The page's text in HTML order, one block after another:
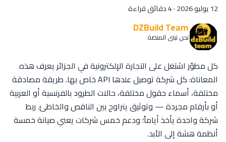
12 يوليو 2026 ·4 دقائق قراءة
DZBuild Team
نحن نبني المنصة
كل مطوّر اشتغل على التجارة الإلكترونية في الجزائر يعرف هذه
المعاناة: كل شركة توصيل عندها API خاص بها. طريقة مصادقة
مختلفة، أسماء حقول مختلفة، حالات الطرود بالفرنسية أو العربية
أو بأرقام مجردة — وتوثيق يتراوح بين الناقص والخاطئ. ربط
شركة واحدة يأخذ أياماً؛ ودعم خمس شركات يعني صيانة خمسة
أنظمة هشة إلى الأبد.